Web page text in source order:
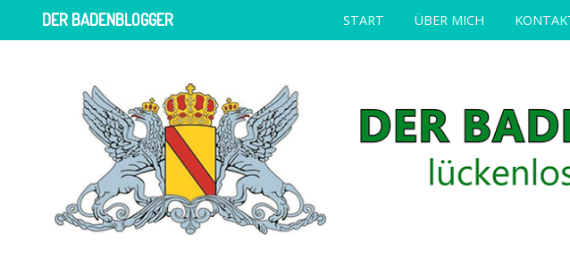
DER BADENBLOGGER START ÜBER MICH